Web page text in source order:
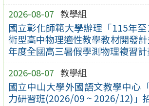
2026-08-07 教學組
國立彰化師範大學辦理「115年
術型高中物理適性教學教材開發
年度全國高三暑假學測物理複習計
2026-08-07 教學組
國立中山大學外國語文教學中心
力研習班(2026/09 ~ 2026/12)」